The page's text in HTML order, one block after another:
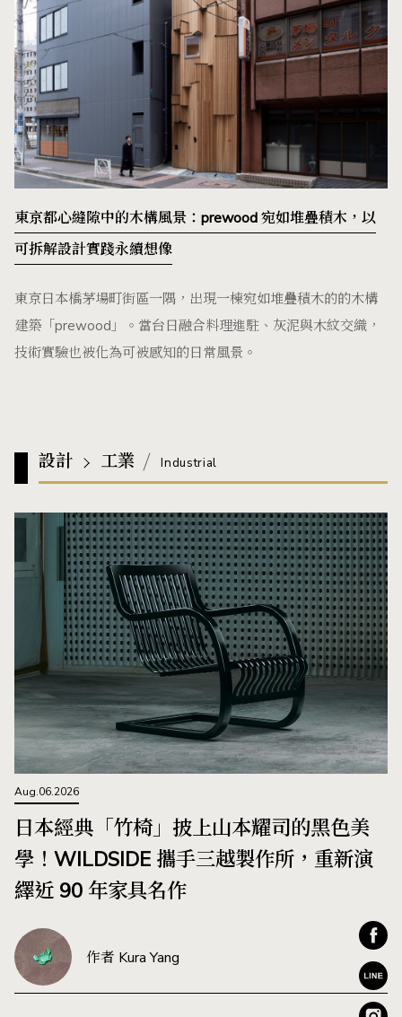
東京都心縫隙中的木構風景：prewood 宛如堆疊積木，以
可拆解設計實踐永續想像
東京日本橋茅場町街區一隅，出現一棟宛如堆疊積木的的木構
建築「prewood」。當台日融合料理進駐、灰泥與木紋交織，
技術實驗也被化為可被感知的日常風景。
設計 工業 Industrial
Aug.06.2026
日本經典「竹椅」披上山本耀司的黑色美
學！WILDSIDE 攜手三越製作所，重新演
繹近 90 年家具名作
作者 Kura Yang